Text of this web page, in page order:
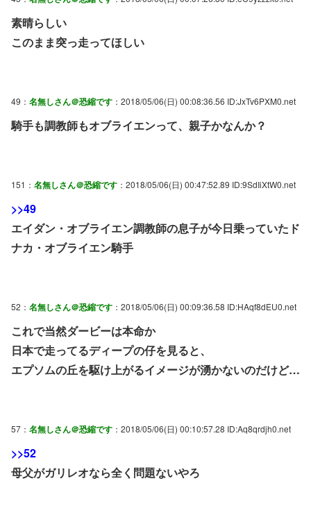
素晴らしい
このまま突っ走ってほしい
49： 名無しさん＠恐縮です ：2018/05/06(日) 00:08:36.56 ID:JxTv6PXM0.net
騎手も調教師もオブライエンって、親子かなんか？
151： 名無しさん＠恐縮です ：2018/05/06(日) 00:47:52.89 ID:9SdIiXtW0.net
>>49
エイダン・オブライエン調教師の息子が今日乗っていたド
ナカ・オブライエン騎手
52： 名無しさん＠恐縮です ：2018/05/06(日) 00:09:36.58 ID:HAqf8dEU0.net
これで当然ダービーは本命か
日本で走ってるディープの仔を見ると、
エプソムの丘を駆け上がるイメージが湧かないのだけど…
57： 名無しさん＠恐縮です ：2018/05/06(日) 00:10:57.28 ID:Aq8qrdjh0.net
>>52
母父がガリレオなら全く問題ないやろ